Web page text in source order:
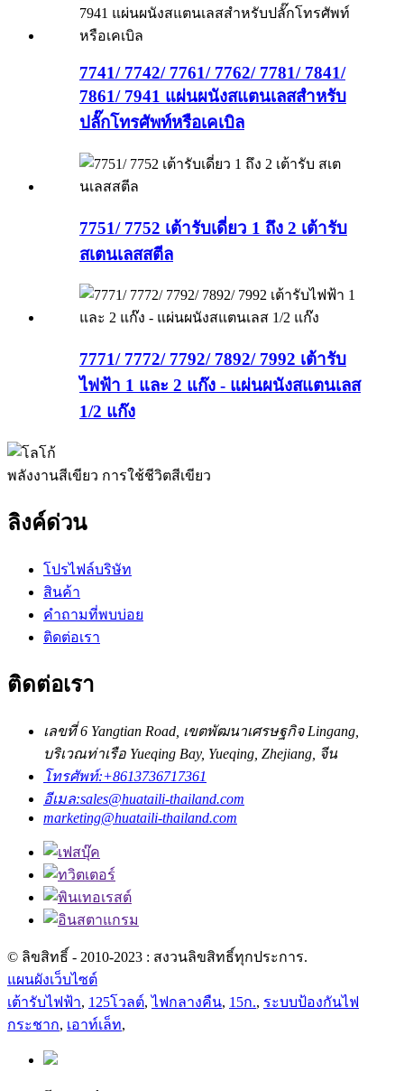
7741/ 7742/ 7761/ 7762/ 7781/ 7841/
7861/ 7941 แผ่นผนังสแตนเลสสำหรับ
ปลั๊กโทรศัพท์หรือเคเบิล
7751/ 7752 เต้ารับเดี่ยว 1 ถึง 2 เต้ารับ
สเตนเลสสตีล
7771/ 7772/ 7792/ 7892/ 7992 เต้ารับ
ไฟฟ้า 1 และ 2 แก๊ง - แผ่นผนังสแตนเลส
1/2 แก๊ง
พลังงานสีเขียว การใช้ชีวิตสีเขียว
ลิงค์ด่วน
โปรไฟล์บริษัท
สินค้า
คำถามที่พบบ่อย
ติดต่อเรา
ติดต่อเรา
เลขที่ 6 Yangtian Road, เขตพัฒนาเศรษฐกิจ Lingang,
บริเวณท่าเรือ Yueqing Bay, Yueqing, Zhejiang, จีน
โทรศัพท์:+8613736717361
อีเมล:sales@huataili-thailand.com
marketing@huataili-thailand.com
© ลิขสิทธิ์ - 2010-2023 : สงวนลิขสิทธิ์ทุกประการ.
แผนผังเว็บไซต์
เต้ารับไฟฟ้า, 125โวลต์,ไฟกลางคืน, 15ก., ระบบป้องกันไฟ
กระชาก, เอาท์เล็ท,